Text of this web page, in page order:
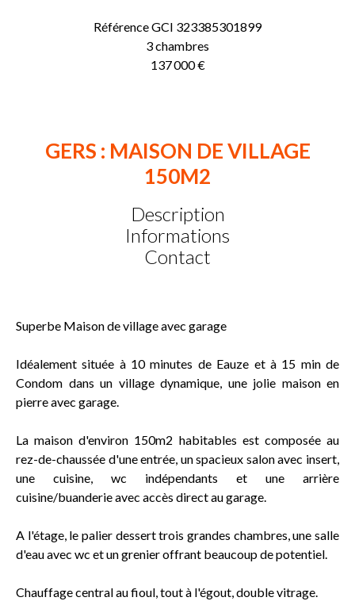
RéférenceGCI 323385301899
3 chambres
137 000 €
GERS : MAISON DE VILLAGE
150M2
Description
Informations
Contact
Superbe Maison de village avec garage
Idéalement située à 10 minutes de Eauze et à 15 min de
Condom dans un village dynamique, une jolie maison en
pierre avec garage.
La maison d'environ 150m2 habitables est composée au
rez-de-chaussée d'une entrée, un spacieux salon avec insert,
une cuisine, wc indépendants et une arrière
cuisine/buanderie avec accès direct au garage.
A l'étage, le palier dessert trois grandes chambres, une salle
d'eau avec wc et un grenier offrant beaucoup de potentiel.
Chauffage central au fioul, tout à l'égout, double vitrage.